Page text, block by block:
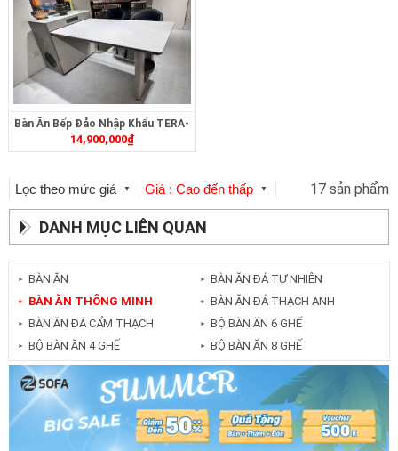
Bàn Ăn Bếp Đảo Nhập Khẩu TERA-
497
14,900,000₫
Lọc theo mức giá ▼ Giá : Cao đến thấp ▼ 17 sản phẩm
DANH MỤC LIÊN QUAN
► BÀN ĂN
► BÀN ĂN THÔNG MINH
► BÀN ĂN ĐÁ TỰ NHIÊN
► BÀN ĂN ĐÁ THẠCH ANH
► BÀN ĂN ĐÁ CẨM THẠCH
► BỘ BÀN ĂN 4 GHẾ
► BỘ BÀN ĂN 6 GHẾ
► BỘ BÀN ĂN 8 GHẾ